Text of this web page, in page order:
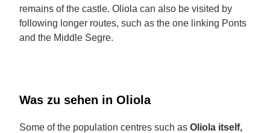
remains of the castle. Oliola can also be visited by
following longer routes, such as the one linking Ponts
and the Middle Segre.
Was zu sehen in Oliola
Some of the population centres such as Oliola itself,